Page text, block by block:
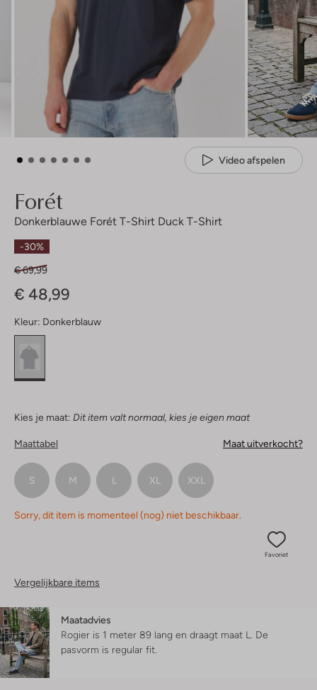
Video afspelen
Forét
Donkerblauwe Forét T-Shirt Duck T-Shirt
-30%
€ 69,99
€ 48,99
Kleur: Donkerblauw
Kies je maat: Dit item valt normaal, kies je eigen maat
Maattabel Maat uitverkocht?
S M L XL XXL
Sorry, dit item is momenteel (nog) niet beschikbaar.
Favoriet
Vergelijkbare items
Maatadvies
Rogier is 1 meter 89 lang en draagt maat L. De
pasvorm is regular fit